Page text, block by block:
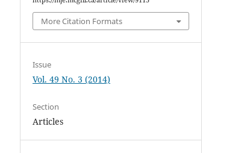
More Citation Formats
Issue
Vol. 49 No. 3 (2014)
Section
Articles